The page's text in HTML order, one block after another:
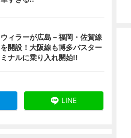
ウィラーが広島－福岡・佐賀線
を開設！大阪線も博多バスター
ミナルに乗り入れ開始!!
LINE